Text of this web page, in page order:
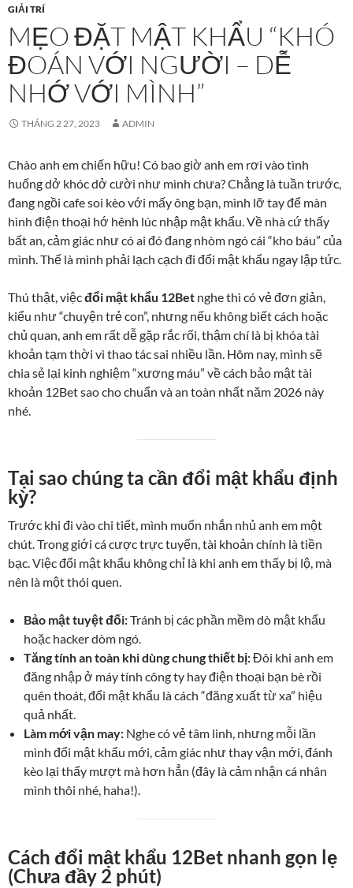
GIẢI TRÍ
MẸO ĐẶT MẬT KHẨU “KHÓ
ĐOÁN VỚI NGƯỜI – DỄ
NHỚ VỚI MÌNH”
THÁNG 2 27, 2023 ADMIN
Chào anh em chiến hữu! Có bao giờ anh em rơi vào tình
huống dở khóc dở cười như mình chưa? Chẳng là tuần trước,
đang ngồi cafe soi kèo với mấy ông bạn, mình lỡ tay để màn
hình điện thoại hớ hênh lúc nhập mật khẩu. Về nhà cứ thấy
bất an, cảm giác như có ai đó đang nhòm ngó cái “kho báu” của
mình. Thế là mình phải lạch cạch đi đổi mật khẩu ngay lập tức.
Thú thật, việcđổi mật khẩu 12Bet nghe thì có vẻ đơn giản,
kiểu như “chuyện trẻ con”, nhưng nếu không biết cách hoặc
chủ quan, anh em rất dễ gặp rắc rối, thậm chí là bị khóa tài
khoản tạm thời vì thao tác sai nhiều lần. Hôm nay, mình sẽ
chia sẻ lại kinh nghiệm “xương máu” về cách bảo mật tài
khoản 12Bet sao cho chuẩn và an toàn nhất năm 2026 này
nhé.
Tại sao chúng ta cần đổi mật khẩu định
kỳ?
Trước khi đi vào chi tiết, mình muốn nhắn nhủ anh em một
chút. Trong giới cá cược trực tuyến, tài khoản chính là tiền
bạc. Việc đổi mật khẩu không chỉ là khi anh em thấy bị lộ, mà
nên là một thói quen.
Bảo mật tuyệt đối:Tránh bị các phần mềm dò mật khẩu
hoặc hacker dòm ngó.
Tăng tính an toàn khi dùng chung thiết bị:Đôi khi anh em
đăng nhập ở máy tính công ty hay điện thoại bạn bè rồi
quên thoát, đổi mật khẩu là cách “đăng xuất từ xa” hiệu
quả nhất.
Làm mới vận may: Nghe có vẻ tâm linh, nhưng mỗi lần
mình đổi mật khẩu mới, cảm giác như thay vận mới, đánh
kèo lại thấy mượt mà hơn hẳn (đây là cảm nhận cá nhân
mình thôi nhé, haha!).
Cách đổi mật khẩu 12Bet nhanh gọn lẹ
(Chưa đầy 2 phút)